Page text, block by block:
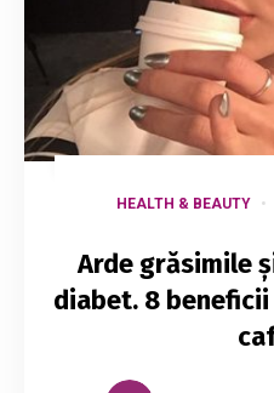
HEALTH & BEAUTY
Arde grăsimile
diabet. 8